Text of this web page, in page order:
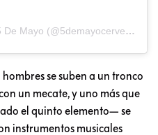
A post shared by Cerveceria 5 De Mayo (@5demayocerveceria)
se suben a un tronco
un mecate, y uno más que
el quinto elemento— se
instrumentos musicales